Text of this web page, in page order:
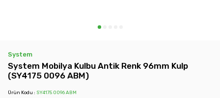
System
System Mobilya Kulbu Antik Renk 96mm Kulp
(SY4175 0096 ABM)
Ürün Kodu : SY4175 0096 ABM